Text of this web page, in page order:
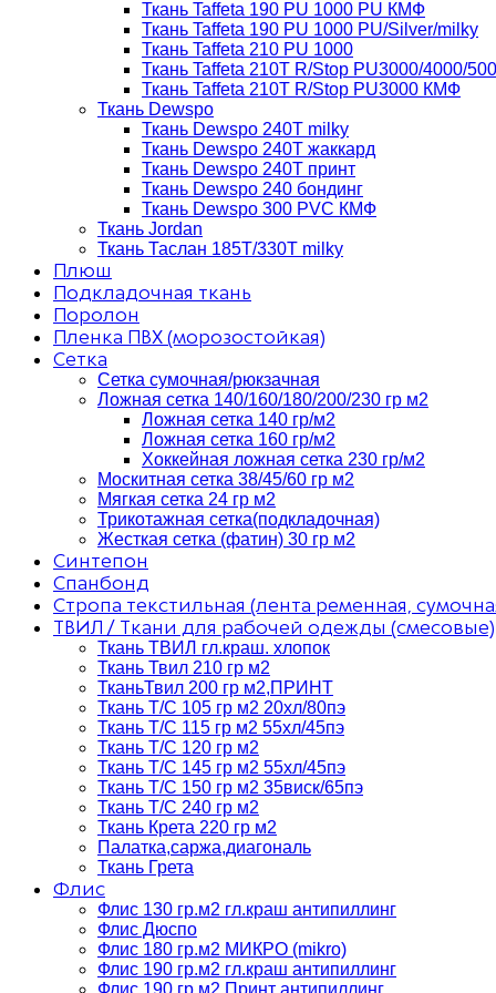
Ткань Taffeta 190 PU 1000 PU КМФ
Ткань Taffeta 190 PU 1000 PU/Silver/milky
Ткань Taffeta 210 PU 1000
Ткань Taffeta 210Т R/Stop PU3000/4000/
Ткань Taffeta 210Т R/Stop PU3000 КМФ
Ткань Dewspo
Ткань Dewspo 240Т milky
Ткань Dewspo 240T жаккард
Ткань Dewspo 240Т принт
Ткань Dewspo 240 бондинг
Ткань Dewspo 300 PVC КМФ
Ткань Jordan
Ткань Таслан 185T/330T milky
Плюш
Подкладочная ткань
Поролон
Пленка ПВХ (морозостойкая)
Сетка
Сетка сумочная/рюкзачная
Ложная сетка 140/160/180/200/230 гр м2
Ложная сетка 140 гр/м2
Ложная сетка 160 гр/м2
Хоккейная ложная сетка 230 гр/м2
Москитная сетка 38/45/60 гр м2
Мягкая сетка 24 гр м2
Трикотажная сетка(подкладочная)
Жесткая сетка (фатин) 30 гр м2
Синтепон
Спанбонд
Стропа текстильная (лента ременная,
ТВИЛ / Ткани для рабочей одежды (смесовые)
Ткань ТВИЛ гл.краш. хлопок
Ткань Твил 210 гр м2
ТканьТвил 200 гр м2,ПРИНТ
Ткань Т/C 105 гр м2 20хл/80пэ
Ткань Т/C 115 гр м2 55хл/45пэ
Ткань Т/C 120 гр м2
Ткань Т/C 145 гр м2 55хл/45пэ
Ткань Т/C 150 гр м2 35виск/65пэ
Ткань Т/C 240 гр м2
Ткань Крета 220 гр м2
Палатка,саржа,диагональ
Ткань Грета
Флис
Флис 130 гр.м2 гл.краш антипиллинг
Флис Дюспо
Флис 180 гр.м2 МИКРО (mikro)
Флис 190 гр.м2 гл.краш антипиллинг
Флис 190 гр.м2 Принт антипиллинг